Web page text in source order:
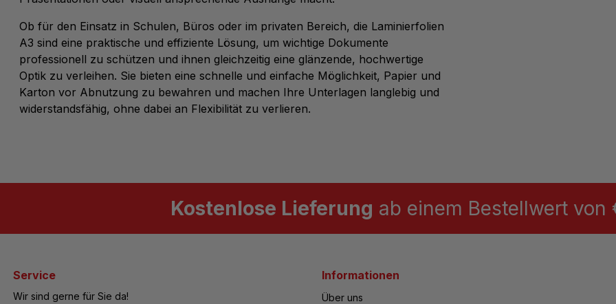
Ob für den Einsatz in Schulen, Büros oder im privaten Bereich, die Laminierfolien
A3 sind eine praktische und effiziente Lösung, um wichtige Dokumente
professionell zu schützen und ihnen gleichzeitig eine glänzende, hochwertige
Optik zu verleihen. Sie bieten eine schnelle und einfache Möglichkeit, Papier und
Karton vor Abnutzung zu bewahren und machen Ihre Unterlagen langlebig und
widerstandsfähig, ohne dabei an Flexibilität zu verlieren.
Kostenlose Lieferung ab einem Bestellwert von
Service
Wir sind gerne für Sie da!
Informationen
Über uns